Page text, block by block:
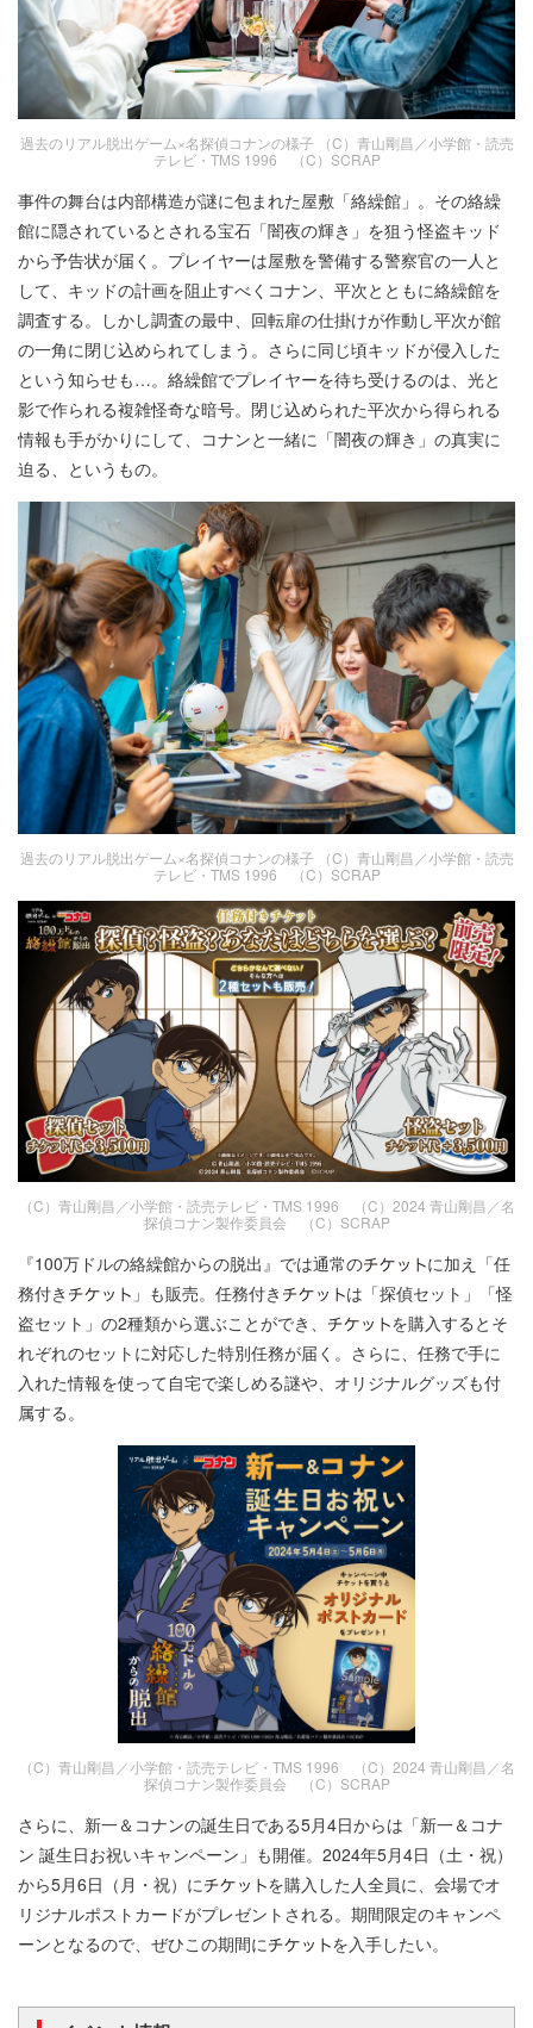
過去のリアル脱出ゲーム×名探偵コナンの様子 （C）青山剛昌／小学館・読売
テレビ・TMS 1996 （C）SCRAP
事件の舞台は内部構造が謎に包まれた屋敷「絡繰館」。その絡繰
館に隠されているとされる宝石「闇夜の輝き」を狙う怪盗キッド
から予告状が届く。プレイヤーは屋敷を警備する警察官の一人と
して、キッドの計画を阻止すべくコナン、平次とともに絡繰館を
調査する。しかし調査の最中、回転扉の仕掛けが作動し平次が館
の一角に閉じ込められてしまう。さらに同じ頃キッドが侵入した
という知らせも…。絡繰館でプレイヤーを待ち受けるのは、光と
影で作られる複雑怪奇な暗号。閉じ込められた平次から得られる
情報も手がかりにして、コナンと一緒に「闇夜の輝き」の真実に
迫る、というもの。
過去のリアル脱出ゲーム×名探偵コナンの様子 （C）青山剛昌／小学館・読売
テレビ・TMS 1996 （C）SCRAP
（C）青山剛昌／小学館・読売テレビ・TMS 1996 （C）2024 青山剛昌／名
探偵コナン製作委員会 （C）SCRAP
『100万ドルの絡繰館からの脱出』では通常の
に加え「任
務付き
」も販売。任務付き
は「探偵セット」「怪
盗セット」の2種類から選ぶことができ、
を購入するとそ
れぞれのセットに対応した特別任務が届く。さらに、任務で手に
入れた情報を使って自宅で楽しめる謎や、オリジナルグッズも付
属する。
（C）青山剛昌／小学館・読売テレビ・TMS 1996 （C）2024 青山剛昌／名
探偵コナン製作委員会 （C）SCRAP
さらに、新一＆コナンの誕生日である5月4日からは「新一＆コナ
ン 誕生日お祝いキャンペーン」も開催。2024年5月4日（土・祝）
から5月6日（月・祝）に
を購入した人全員に、会場でオ
リジナルポストカードがプレゼントされる。期間限定のキャンペ
ーンとなるので、ぜひこの期間に
を入手したい。